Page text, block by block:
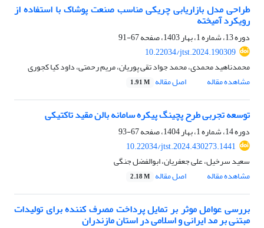
طراحی مدل بازاریابی چریکی مناسب صنعت پوشاک با استفاده از
رویکرد آمیخته
دوره 13، شماره 1، بهار 1403، صفحه
67-91
10.22034/jtst.2024.190309
محمدناهید محمدی، محمد جواد تقی پوریان، مریم رحمتی، داود کیا کجوری
مشاهده مقاله
اصل مقاله 1.91 M
توسعه تجربی طرح پچینگ پیکره سامانه بالن مقید تاکتیکی
دوره 14، شماره 1، بهار 1404، صفحه
67-93
10.22034/jtst.2024.430273.1441
سعید سرخیل، علی جعفریان، ابوالفضل جنگی
مشاهده مقاله
اصل مقاله 2.18 M
بررسی عوامل موثر بر تمایل پرداخت مصرف کننده برای تولیدات
مبتنی بر مد ایرانی و اسلامی در استان مازندران